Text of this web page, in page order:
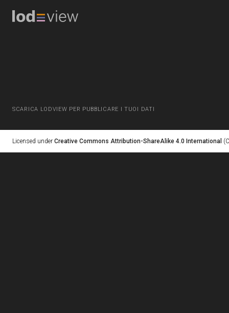
SCARICA LODVIEW PER PUBBLICARE I TUOI DATI
Licensed under Creative Commons Attribution-ShareAlike 4.0 International